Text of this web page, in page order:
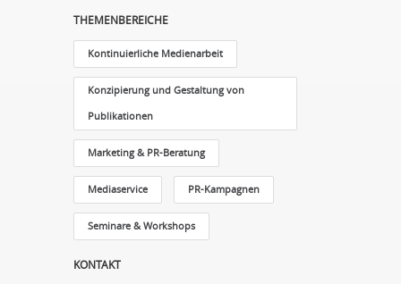
THEMENBEREICHE
Kontinuierliche Medienarbeit
Konzipierung und Gestaltung von
Publikationen
Marketing & PR-Beratung
Mediaservice PR-Kampagnen
Seminare & Workshops
KONTAKT